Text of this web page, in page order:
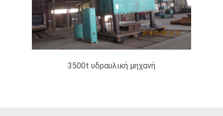
3500t υδραυλική μηχανή